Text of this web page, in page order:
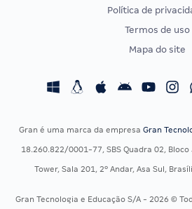
CONCURSOS POR PROFISSÃO
Concursos Fiscais
Concursos Saúde
Residência Multiprofissional
Política de
Termos de uso
Mapa do site
Gran é uma marca da empresa Gran
18.260.822/0001-77, SBS Quadra 02,
Tower, Sala 201, 2º Andar, Asa Sul,
Gran Tecnologia e Educação S/A - 2026 ©